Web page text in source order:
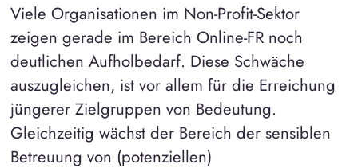
Viele Organisationen im Non-Profit-Sektor
zeigen gerade im Bereich Online-FR noch
deutlichen Aufholbedarf. Diese Schwäche
auszugleichen, ist vor allem für die Erreichung
jüngerer Zielgruppen von Bedeutung.
Gleichzeitig wächst der Bereich der sensiblen
Betreuung von (potenziellen)